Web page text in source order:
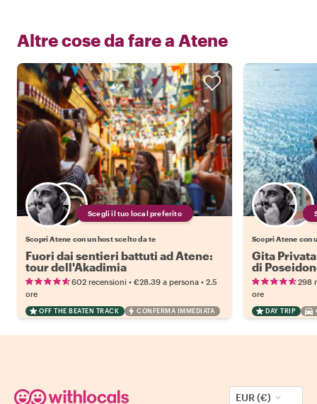
Altre cose da fare a Atene
Scegli il tuo local preferito
Scopri Atene con un host scelto da te
Fuori dai sentieri battuti ad Atene:
tour dell'Akadimia
602 recensioni • €28.39 a persona • 2.5
ore
OFF THE BEATEN TRACK CONFERMA IMMEDIATA
Scopri Atene con
Gita
di
298
ore
DAY TRIP
EUR (€)